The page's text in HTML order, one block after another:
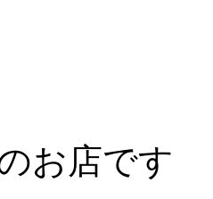
お店です